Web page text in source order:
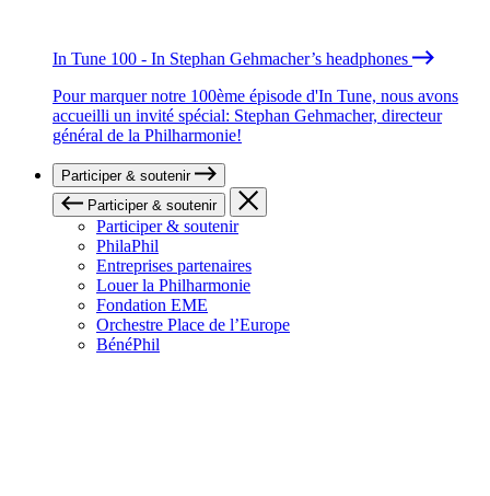
In Tune 100 - In Stephan Gehmacher’s headphones
Pour marquer notre 100ème épisode d'In Tune, nous avons
accueilli un invité spécial: Stephan Gehmacher, directeur
général de la Philharmonie!
Participer & soutenir
Participer & soutenir
Participer & soutenir
PhilaPhil
Entreprises partenaires
Louer la Philharmonie
Fondation EME
Orchestre Place de l’Europe
BénéPhil